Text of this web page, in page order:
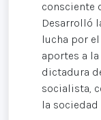
consciente
Desarrolló
lucha por
aportes a
dictadura
socialista,
la